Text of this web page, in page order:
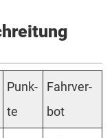
Punk­
te
Fahr­ver­
bot